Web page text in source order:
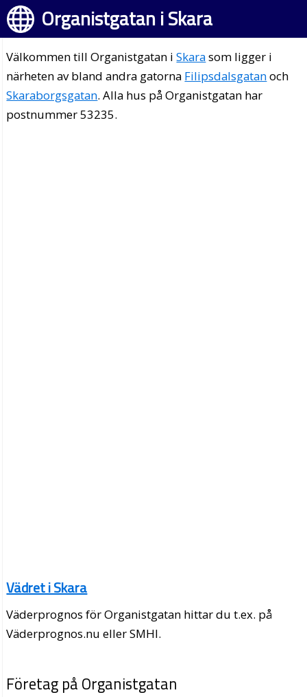
Organistgatan i Skara
Välkommen till Organistgatan iSkarasom ligger i
närheten av bland andra gatorna Filipsdalsgatanoch
Skaraborgsgatan. Alla hus på Organistgatan har
postnummer 53235.
Vädret i Skara
Väderprognos för Organistgatan hittar du t.ex. på
Väderprognos.nu eller SMHI.
Företag på Organistgatan